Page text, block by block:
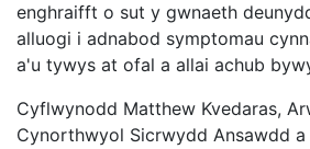
enghraifft o sut y gwnaeth
alluogi i adnabod symptomau
a'u tywys at ofal a allai achub
Cyflwynodd Matthew Kvedaras,
Cynorthwyol Sicrwydd Ansawdd